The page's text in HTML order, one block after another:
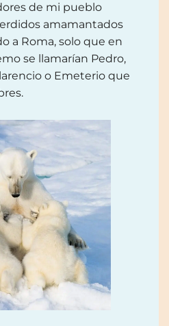
de mi pueblo
amamantados
a Roma, solo que en
se llamarían Pedro,
o Emeterio que